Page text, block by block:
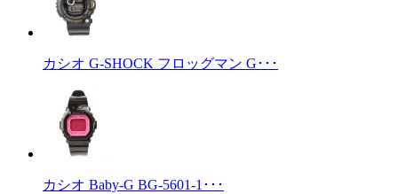
カシオ G-SHOCK フロッグマン G･･･
カシオ Baby-G BG-5601-1･･･